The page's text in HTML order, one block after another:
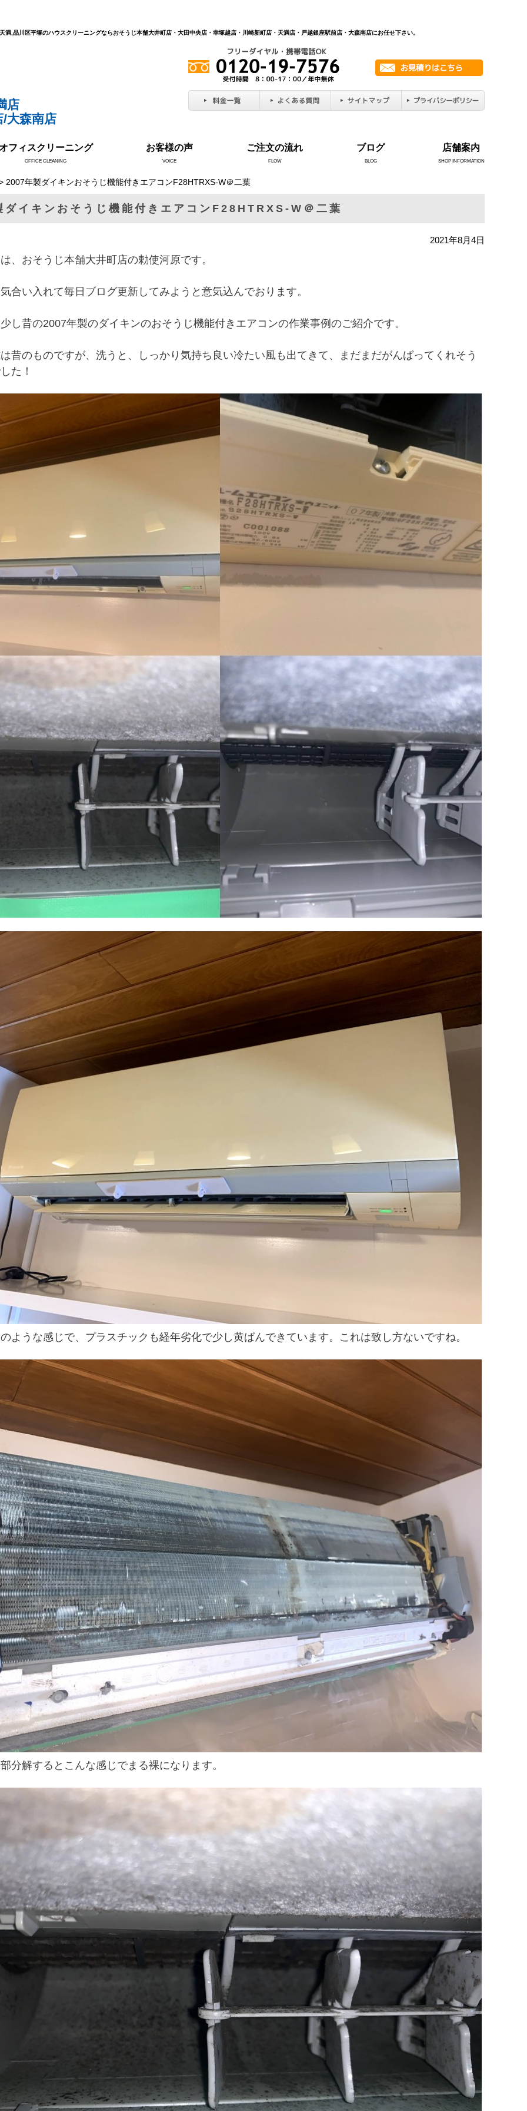
,品川区平塚のハウスクリーニングならおそうじ本舗大井町店・大田中央店・幸塚越店・川崎新町店・天満店・戸越銀座駅前店・大森南店にお任せ下さい。
店
/大森南店
フィスクリーニング
OFFICE CLEANING
お客様の声
VOICE
ご注文の流れ
FLOW
ブログ
BLOG
店舗案内
SHOP INFORMATION
2007年製ダイキンおそうじ機能付きエアコンF28HTRXS-W＠二葉
イキンおそうじ機能付きエアコンF28HTRXS-W＠二葉
2021年8月4日
、おそうじ本舗大井町店の勅使河原です。
合い入れて毎日ブログ更新してみようと意気込んでおります。
し昔の2007年製のダイキンのおそうじ機能付きエアコンの作業事例のご紹介です。
昔のものですが、洗うと、しっかり気持ち良い冷たい風も出てきて、まだまだがんばってくれそう
た！
ような感じで、プラスチックも経年劣化で少し黄ばんできています。これは致し方ないですね。
分解するとこんな感じでまる裸になります。